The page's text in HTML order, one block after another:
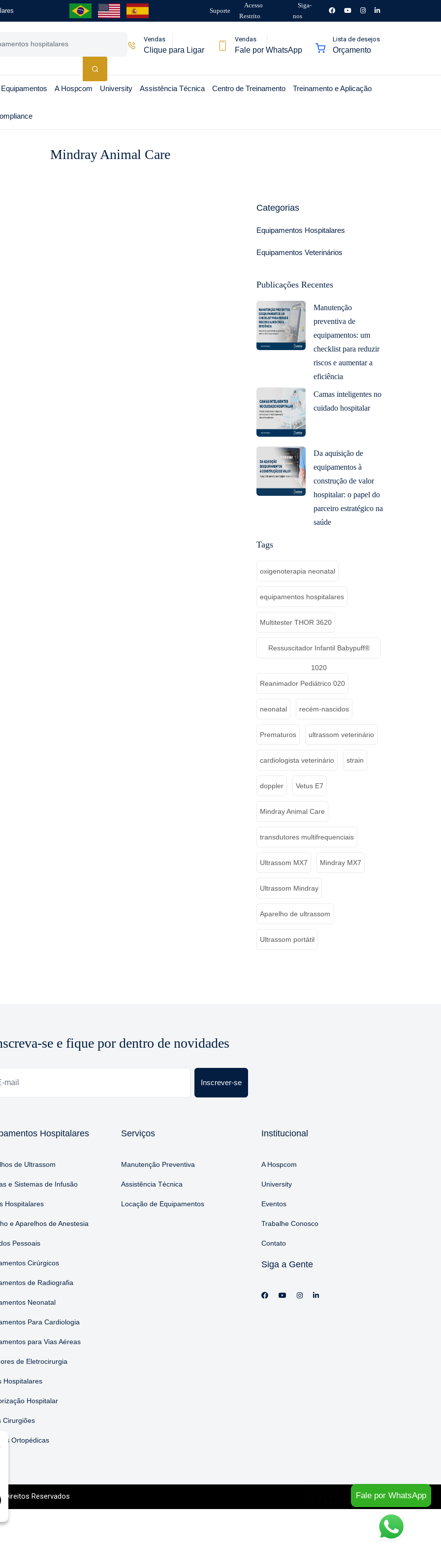
Suporte
Acesso
Restrito
Siga-
nos
Vendas
Clique para Ligar
Vendas
Fale por WhatsApp
Lista de desejos
Orçamento
A Hospcom University Assistência Técnica Centro de Treinamento Treinamento e Aplicação
Mindray Animal Care
Categorias
Equipamentos Hospitalares
Equipamentos Veterinários
Publicações Recentes
Manutenção
preventiva de
equipamentos: um
checklist para reduzir
riscos e aumentar a
eficiência
Camas inteligentes no
cuidado hospitalar
Da aquisição de
equipamentos à
construção de valor
hospitalar: o papel do
parceiro estratégico na
saúde
Tags
oxigenoterapia neonatal
equipamentos hospitalares
Multitester THOR 3620
Ressuscitador Infantil Babypuff®
1020
Reanimador Pediátrico 020
neonatal recém-nascidos
Prematuros ultrassom veterinário
cardiologista veterinário strain
doppler Vetus E7
Mindray Animal Care
transdutores multifrequenciais
Ultrassom MX7 Mindray MX7
Ultrassom Mindray
Aparelho de ultrassom
Ultrassom portátil
se e fique por dentro de novidades
Inscrever-se
Hospitalares
de Ultrassom
e Sistemas de Infusão
Hospitalares
e Aparelhos de Anestesia
Pessoais
Cirúrgicos
de Radiografia
Neonatal
Para Cardiologia
para Vias Aéreas
de Eletrocirurgia
Hospitalares
Hospitalar
Cirurgiões
Ortopédicas
Serviços
Manutenção Preventiva
Assistência Técnica
Locação de Equipamentos
Institucional
A Hospcom
University
Eventos
Trabalhe Conosco
Contato
Siga a Gente
Direitos Reservados Fale por WhatsApp